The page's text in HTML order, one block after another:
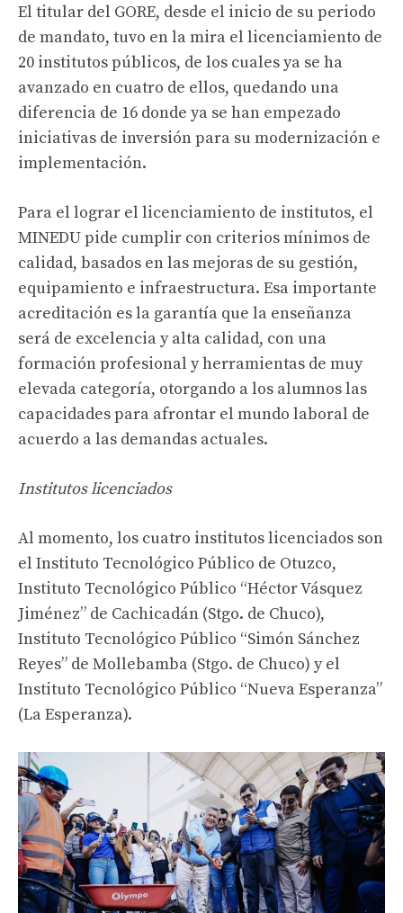
El titular del GORE, desde el inicio de su periodo
de mandato, tuvo en la mira el licenciamiento de
20 institutos públicos, de los cuales ya se ha
avanzado en cuatro de ellos, quedando una
diferencia de 16 donde ya se han empezado
iniciativas de inversión para su modernización e
implementación.
Para el lograr el licenciamiento de institutos, el
MINEDU pide cumplir con criterios mínimos de
calidad, basados en las mejoras de su gestión,
equipamiento e infraestructura. Esa importante
acreditación es la garantía que la enseñanza
será de excelencia y alta calidad, con una
formación profesional y herramientas de muy
elevada categoría, otorgando a los alumnos las
capacidades para afrontar el mundo laboral de
acuerdo a las demandas actuales.
Institutos licenciados
Al momento, los cuatro institutos licenciados son
el Instituto Tecnológico Público de Otuzco,
Instituto Tecnológico Público “Héctor Vásquez
Jiménez” de Cachicadán (Stgo. de Chuco),
Instituto Tecnológico Público “Simón Sánchez
Reyes” de Mollebamba (Stgo. de Chuco) y el
Instituto Tecnológico Público “Nueva Esperanza”
(La Esperanza).